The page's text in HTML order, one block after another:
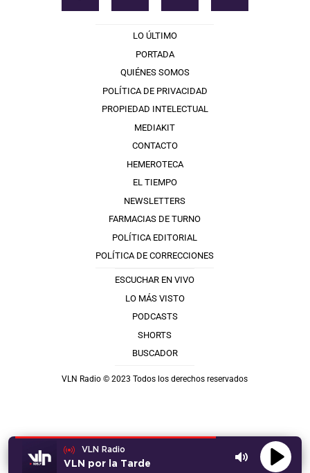
VLN Radio
VLN por la Tarde
LO ÚLTIMO
PORTADA
QUIÉNES SOMOS
POLÍTICA DE PRIVACIDAD
PROPIEDAD INTELECTUAL
MEDIAKIT
CONTACTO
HEMEROTECA
EL TIEMPO
NEWSLETTERS
FARMACIAS DE TURNO
POLÍTICA EDITORIAL
POLÍTICA DE CORRECCIONES
ESCUCHAR EN VIVO
LO MÁS VISTO
PODCASTS
SHORTS
BUSCADOR
VLN Radio © 2023 Todos los derechos reservados